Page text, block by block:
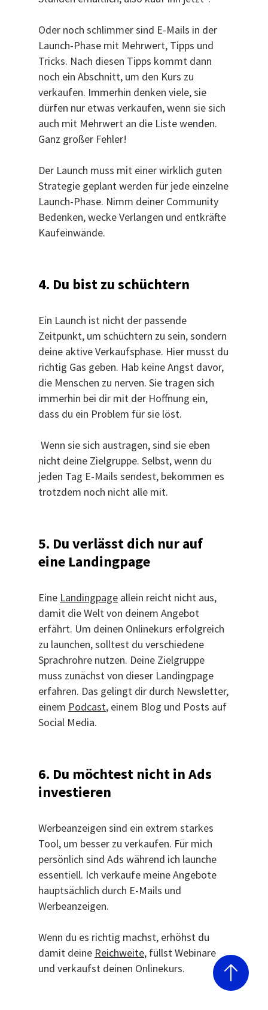
Oder noch schlimmer sind E-Mails in der
Launch-Phase mit Mehrwert, Tipps und
Tricks. Nach diesen Tipps kommt dann
noch ein Abschnitt, um den Kurs zu
verkaufen. Immerhin denken viele, sie
dürfen nur etwas verkaufen, wenn sie sich
auch mit Mehrwert an die Liste wenden.
Ganz großer Fehler!
Der Launch muss mit einer wirklich guten
Strategie geplant werden für jede einzelne
Launch-Phase. Nimm deiner Community
Bedenken, wecke Verlangen und entkräfte
Kaufeinwände.
4. Du bist zu schüchtern
Ein Launch ist nicht der passende
Zeitpunkt, um schüchtern zu sein, sondern
deine aktive Verkaufsphase. Hier musst du
richtig Gas geben. Hab keine Angst davor,
die Menschen zu nerven. Sie tragen sich
immerhin bei dir mit der Hoffnung ein,
dass du ein Problem für sie löst.
Wenn sie sich austragen, sind sie eben
nicht deine Zielgruppe. Selbst, wenn du
jeden Tag E-Mails sendest, bekommen es
trotzdem noch nicht alle mit.
5. Du verlässt dich nur auf
eine Landingpage
Eine Landingpage allein reicht nicht aus,
damit die Welt von deinem Angebot
erfährt. Um deinen Onlinekurs erfolgreich
zu launchen, solltest du verschiedene
Sprachrohre nutzen. Deine Zielgruppe
muss zunächst von dieser Landingpage
erfahren. Das gelingt dir durch Newsletter,
einem Podcast, einem Blog und Posts auf
Social Media.
6. Du möchtest nicht in Ads
investieren
Werbeanzeigen sind ein extrem starkes
Tool, um besser zu verkaufen. Für mich
persönlich sind Ads während ich launche
essentiell. Ich verkaufe meine Angebote
hauptsächlich durch E-Mails und
Werbeanzeigen.
Wenn du es richtig machst, erhöhst du
damit deine Reichweite, füllst Webinare
und verkaufst deinen Onlinekurs.